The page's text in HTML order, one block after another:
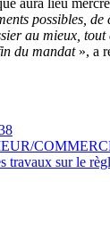
aura lieu
possibles, de
au mieux,
du mandat », a
travaux sur le